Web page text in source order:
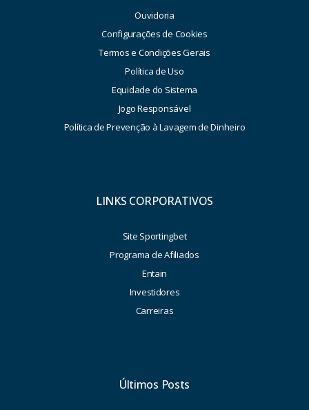
Ouvidoria
Configurações de Cookies
Termos e Condições Gerais
Política de Uso
Equidade do Sistema
Jogo Responsável
Política de Prevenção à Lavagem de Dinheiro
LINKS CORPORATIVOS
Site Sportingbet
Programa de Afiliados
Entain
Investidores
Carreiras
Últimos Posts